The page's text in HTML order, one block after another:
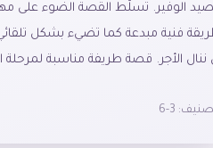
الوفير. تسلّط القصة الضوء على
فنية مبدعة كما تضيء بشكل
ننال الأجر. قصة طريفة مناسبة لمرحلة
3-6